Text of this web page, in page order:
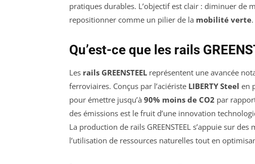
pratiques durables. L’objectif est clair : diminuer de
repositionner comme un pilier de la mobilité verte.
Qu’est-ce que les rails
Les rails GREENSTEEL représentent une avancée
ferroviaires. Conçus par l’aciériste LIBERTY Steel en
pour émettre jusqu’à 90% moins de CO2 par
des émissions est le fruit d’une innovation
La production de rails GREENSTEEL s’appuie sur
l’utilisation de ressources naturelles tout en